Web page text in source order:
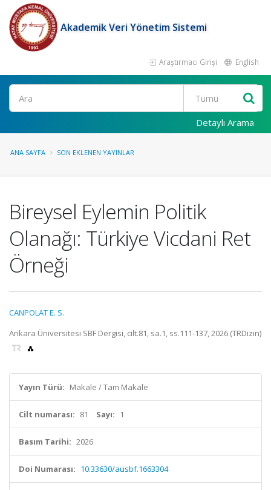
Akademik Veri Yönetim Sistemi
Araştırmacı Girişi English
Ara
Detaylı Arama
ANA SAYFA SON EKLENEN YAYINLAR
Bireysel Eylemin Politik
Olanağı: Türkiye Vicdani Ret
Örneği
CANPOLAT E. S.
Ankara Üniversitesi SBF Dergisi, cilt.81, sa.1, ss.111-137, 2026 (TRDizin)
Yayın Türü: Makale / Tam Makale
Cilt numarası: 81 Sayı: 1
Basım Tarihi: 2026
Doi Numarası: 10.33630/ausbf.1663304